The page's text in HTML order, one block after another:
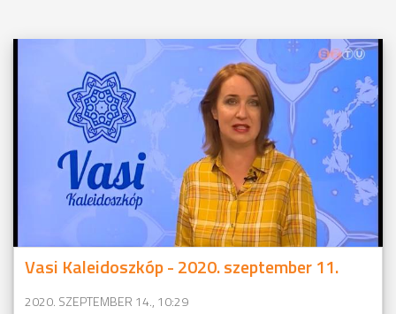
Vasi Kaleidoszkóp - 2020. szeptember 11.
2020. SZEPTEMBER 14., 10:29